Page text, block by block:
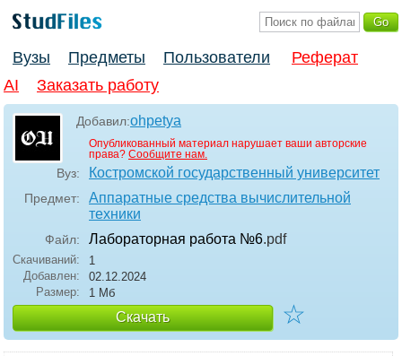
Вузы Предметы Пользователи
Реферат
AI
Заказать работу
Добавил:ohpetya
Опубликованный материал нарушает ваши авторские
права? Сообщите нам.
Вуз: Костромской государственный университет
Предмет:
Аппаратные средства вычислительной
техники
Файл: Лабораторная работа №6.pdf
Скачиваний:
1
Добавлен:
02.12.2024
Размер:
1 Мб
Скачать ☆